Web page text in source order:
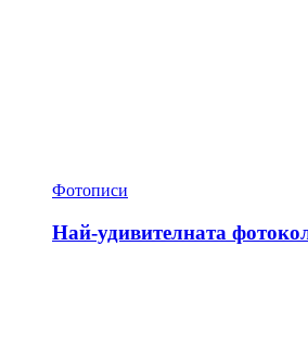
Фотописи
Най-удивителната